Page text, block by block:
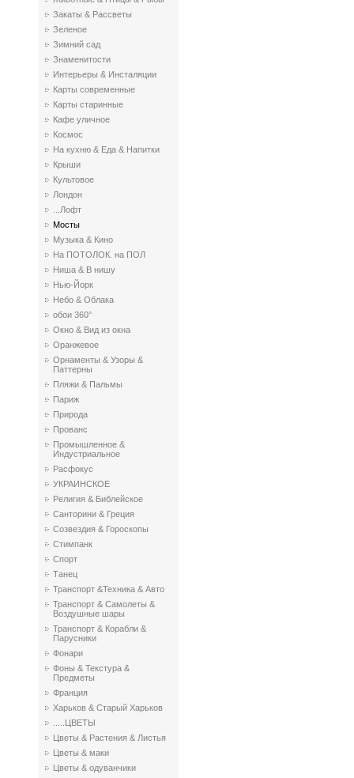
Закаты & Рассветы
Зеленое
Зимний сад
Знаменитости
Интерьеры & Инсталяции
Карты современные
Карты старинные
Кафе уличное
Космос
На кухню & Еда & Напитки
Крыши
Культовое
Лондон
...Лофт
Мосты
Музыка & Кино
На ПОТОЛОК. на ПОЛ
Ниша & В нишу
Нью-Йорк
Небо & Облака
обои 360°
Окно & Вид из окна
Оранжевое
Орнаменты & Узоры &
Паттерны
Пляжи & Пальмы
Париж
Природа
Прованс
Промышленное &
Индустриальное
Расфокус
УКРАИНСКОЕ
Религия & Библейское
Санторини & Греция
Созвездия & Гороскопы
Стимпанк
Спорт
Танец
Транспорт &Техника & Авто
Транспорт & Самолеты &
Воздушные шары
Транспорт & Корабли &
Парусники
Фонари
Фоны & Текстура &
Предметы
Франция
Харьков & Старый Харьков
.....ЦВЕТЫ
Цветы & Растения & Листья
Цветы & маки
Цветы & одуванчики